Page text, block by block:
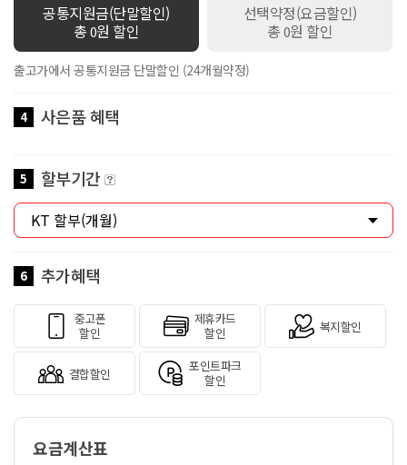
공통지원금(단말할인)
총0원 할인
선택약정(요금할인)
총0원 할인
출고가에서 공통지원금 단말할인 (24개월약정)
4 사은품 혜택
5 할부기간
6 추가혜택
중고폰
할인
제휴카드
할인
복지할인
결합할인
포인트파크
할인
요금계산표